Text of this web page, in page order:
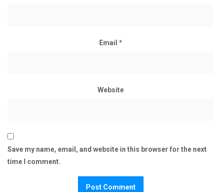
Email *
Website
Save my name, email, and website in this browser for the next
time I comment.